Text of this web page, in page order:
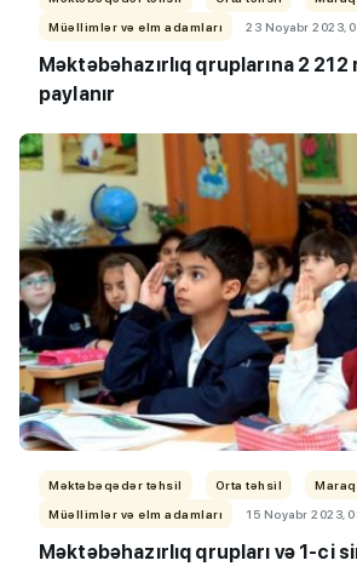
Müəllimlər və elm adamları
23 Noyabr 2023,
Məktəbəhazırlıq qruplarına 2
paylanır
Məktəbəqədər təhsil Orta təhsil
Müəllimlər və elm adamları
15 Noyabr 2023,
Məktəbəhazırlıq qrupları və 1-ci